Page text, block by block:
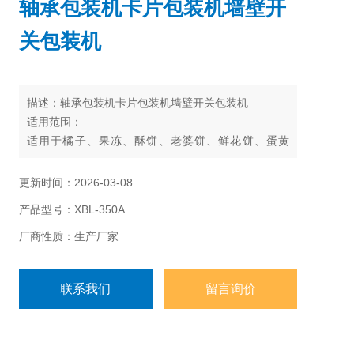
轴承包装机卡片包装机墙壁开
关包装机
描述：轴承包装机卡片包装机墙壁开关包装机
适用范围：
适用于橘子、果冻、酥饼、老婆饼、鲜花饼、蛋黄
用品、五金零件、纸盒或托盘等各类固态物体的包
更新时间：2026-03-08
产品型号：XBL-350A
厂商性质：生产厂家
联系我们 留言询价